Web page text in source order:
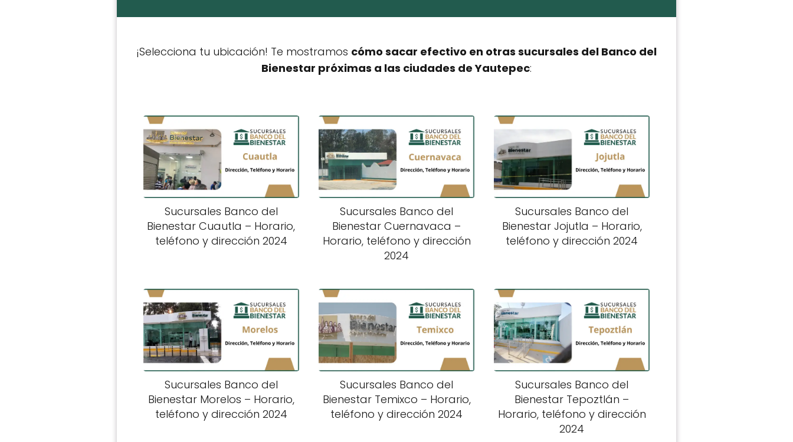
¡Selecciona tu ubicación! Te mostramos cómo sacar efectivo en otras sucursales del Banco del
Bienestar próximas a las ciudades de Yautepec:
Sucursales Banco del
Bienestar Cuautla – Horario,
teléfono y dirección 2024
Sucursales Banco del
Bienestar Cuernavaca –
Horario, teléfono y dirección
2024
Sucursales Banco del
Bienestar Jojutla – Horario,
teléfono y dirección 2024
Sucursales Banco del
Bienestar Morelos – Horario,
teléfono y dirección 2024
Sucursales Banco del
Bienestar Temixco – Horario,
teléfono y dirección 2024
Sucursales Banco del
Bienestar Tepoztlán –
Horario, teléfono y dirección
2024